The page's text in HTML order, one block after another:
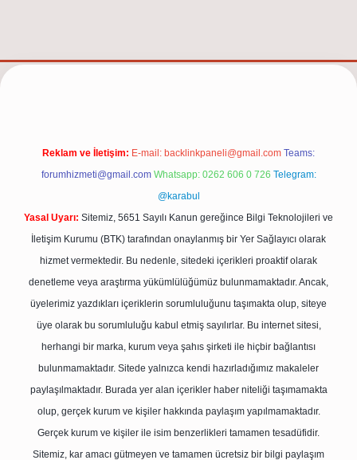
Reklam ve İletişim: E-mail: backlinkpaneli@gmail.com Teams:
forumhizmeti@gmail.com Whatsapp: 0262 606 0 726 Telegram:
@karabul
Yasal Uyarı: Sitemiz, 5651 Sayılı Kanun gereğince Bilgi Teknolojileri ve
İletişim Kurumu (BTK) tarafından onaylanmış bir Yer Sağlayıcı olarak
hizmet vermektedir. Bu nedenle, sitedeki içerikleri proaktif olarak
denetleme veya araştırma yükümlülüğümüz bulunmamaktadır. Ancak,
üyelerimiz yazdıkları içeriklerin sorumluluğunu taşımakta olup, siteye
üye olarak bu sorumluluğu kabul etmiş sayılırlar. Bu internet sitesi,
herhangi bir marka, kurum veya şahıs şirketi ile hiçbir bağlantısı
bulunmamaktadır. Sitede yalnızca kendi hazırladığımız makaleler
paylaşılmaktadır. Burada yer alan içerikler haber niteliği taşımamakta
olup, gerçek kurum ve kişiler hakkında paylaşım yapılmamaktadır.
Gerçek kurum ve kişiler ile isim benzerlikleri tamamen tesadüfidir.
Sitemiz, kar amacı gütmeyen ve tamamen ücretsiz bir bilgi paylaşım